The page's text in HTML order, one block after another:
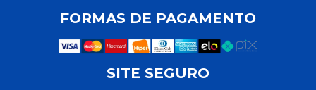
FORMAS DE PAGAMENTO
SITE SEGURO